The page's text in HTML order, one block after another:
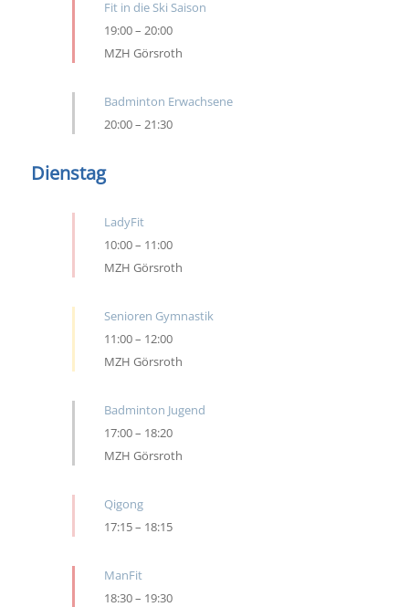
Fit in die Ski Saison
19:00– 20:00
MZH Görsroth
Badminton Erwachsene
20:00– 21:30
Dienstag
LadyFit
10:00– 11:00
MZH Görsroth
Senioren Gymnastik
11:00– 12:00
MZH Görsroth
Badminton Jugend
17:00– 18:20
MZH Görsroth
Qigong
17:15– 18:15
ManFit
18:30– 19:30